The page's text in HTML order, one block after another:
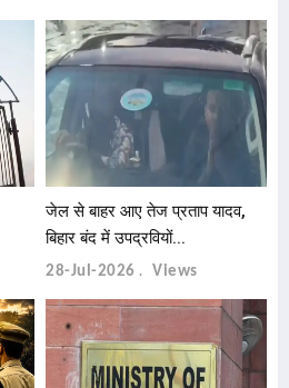
जेल से बाहर आए तेज प्रताप यादव,
बिहार बंद में उपद्रवियों...
28-Jul-2026 Views